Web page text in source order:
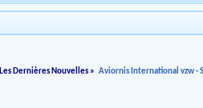
Dernières Nouvelles» Aviornis International vzw -